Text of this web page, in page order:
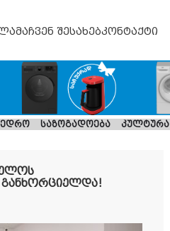
ჩვენ შესახებკონტაქტი
საზოგადოება კულტურა